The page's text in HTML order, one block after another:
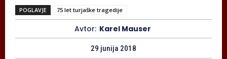
POGLAVJE 75 let turjaške tragedije
Avtor: Karel Mauser
29 junija 2018